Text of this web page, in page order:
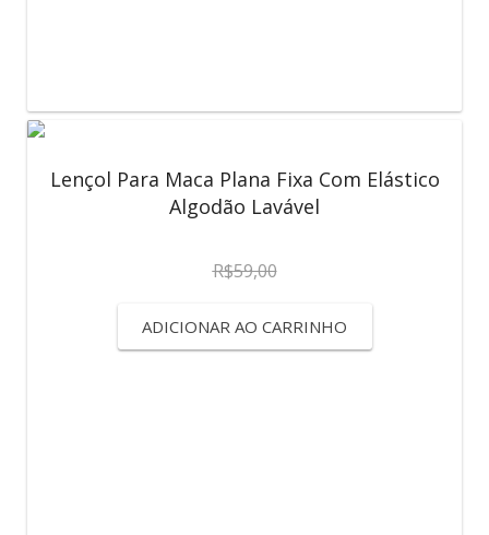
Lençol Para Maca Plana Fixa Com Elástico
Algodão Lavável
R$59,00
ADICIONAR AO CARRINHO